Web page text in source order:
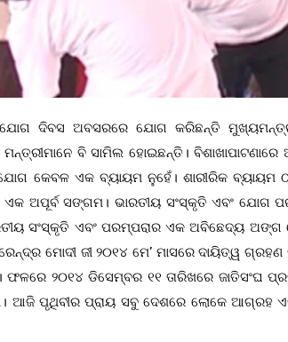
ଯୋଗ ଦିବସ ଅବସରରେ ଯୋଗ କରିଛନ୍ତି
ବି ସାମିଲ ହୋଇଛନ୍ତି।
କେବଳ ଏକ ବ୍ୟାୟମ ନୁହେଁ। ଶାରୀରିକ ବ୍ୟାୟମ
ଏକ ଅପୂର୍ବ ସଙ୍ଗମ। ଭାରତୀୟ ସଂସ୍କୃତି ଏବଂ ଯୋଗ
ସଂସ୍କୃତି ଏବଂ ପରମ୍ପରାର ଏକ ଅବିଛେଦ୍ୟ ଅଙ୍ଗ
ମୋଦୀ ଜୀ ୨୦୧୪ ମେ’ ମାସରେ ଦାୟିତ୍ୱ
୨୦୧୪ ଡିସେମ୍ବର ୧୧ ତାରିଖରେ ଜାତିସଂଘ
ଆଜି ପୃଥିବୀର ପ୍ରାୟ ସବୁ ଦେଶରେ ଲୋକେ ଆଗ୍ରହ